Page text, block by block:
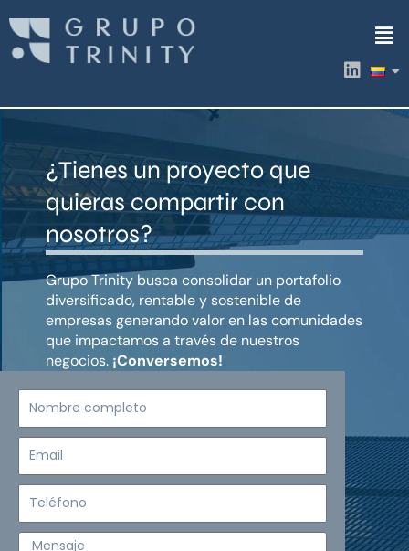
contenido
L
i
k
i
¿Tienes un proyecto que
quieras compartir con
nosotros?
Grupo Trinity busca consolidar un portafolio
diversificado, rentable y sostenible de
empresas generando valor en las comunidades
que impactamos a través de nuestros
negocios. ¡Conversemos!
Mensaje